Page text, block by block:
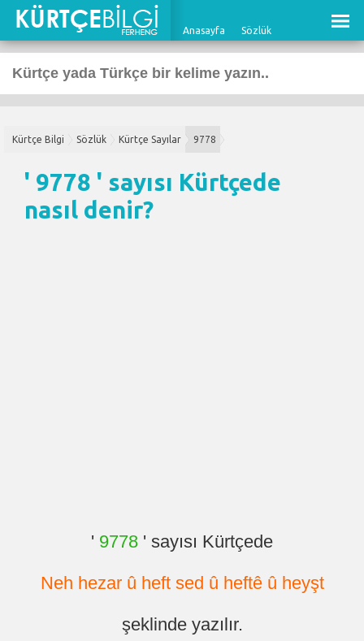
Anasayfa Sözlük
Kürtçe Bilgi Sözlük Kürtçe Sayılar 9778
' 9778 ' sayısı Kürtçede
nasıl denir?
' 9778 ' sayısı Kürtçede
Neh hezar û heft sed û heftê û heyşt
şeklinde yazılır.